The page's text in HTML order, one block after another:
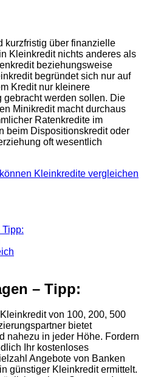
kurzfristig über finanzielle
Kleinkredit nichts anderes als
beziehungsweise
begründet sich nur auf
Kredit nur kleinere
gebracht werden sollen. Die
Minikredit macht durchaus
Ratenkredite im
beim Dispositionskredit oder
oft wesentlich
Kleinkredite vergleichen
– Tipp:
von 100, 200, 500
bietet
nahezu in jeder Höhe. Fordern
Ihr kostenloses
Angebote von Banken
günstiger Kleinkredit ermittelt.